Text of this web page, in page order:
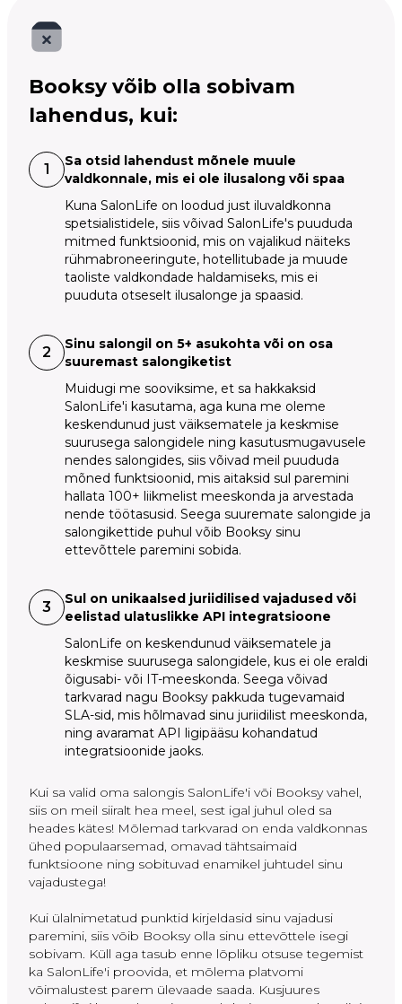
Booksy võib olla sobivam
lahendus, kui:
1
Sa otsid lahendust mõnele muule
valdkonnale, mis ei ole ilusalong või spaa
Kuna SalonLife on loodud just iluvaldkonna
spetsialistidele, siis võivad SalonLife's puududa
mitmed funktsioonid, mis on vajalikud näiteks
rühmabroneeringute, hotellitubade ja muude
taoliste valdkondade haldamiseks, mis ei
puuduta otseselt ilusalonge ja spaasid.
2
Sinu salongil on 5+ asukohta või on osa
suuremast salongiketist
Muidugi me sooviksime, et sa hakkaksid
SalonLife'i kasutama, aga kuna me oleme
keskendunud just väiksematele ja keskmise
suurusega salongidele ning kasutusmugavusele
nendes salongides, siis võivad meil puududa
mõned funktsioonid, mis aitaksid sul paremini
hallata 100+ liikmelist meeskonda ja arvestada
nende töötasusid. Seega suuremate salongide ja
salongikettide puhul võib Booksy sinu
ettevõttele paremini sobida.
3
Sul on unikaalsed juriidilised vajadused või
eelistad ulatuslikke API integratsioone
SalonLife on keskendunud väiksematele ja
keskmise suurusega salongidele, kus ei ole eraldi
õigusabi- või IT-meeskonda. Seega võivad
tarkvarad nagu Booksy pakkuda tugevamaid
SLA-sid, mis hõlmavad sinu juriidilist meeskonda,
ning avaramat API ligipääsu kohandatud
integratsioonide jaoks.
Kui sa valid oma salongis SalonLife'i või Booksy vahel,
siis on meil siiralt hea meel, sest igal juhul oled sa
heades kätes! Mõlemad tarkvarad on enda valdkonnas
ühed populaarsemad, omavad tähtsaimaid
funktsioone ning sobituvad enamikel juhtudel sinu
vajadustega!
Kui ülalnimetatud punktid kirjeldasid sinu vajadusi
paremini, siis võib Booksy olla sinu ettevõttele isegi
sobivam. Küll aga tasub enne lõpliku otsuse tegemist
ka SalonLife'i proovida, et mõlema platvomi
võimalustest parem ülevaade saada. Kusjuures